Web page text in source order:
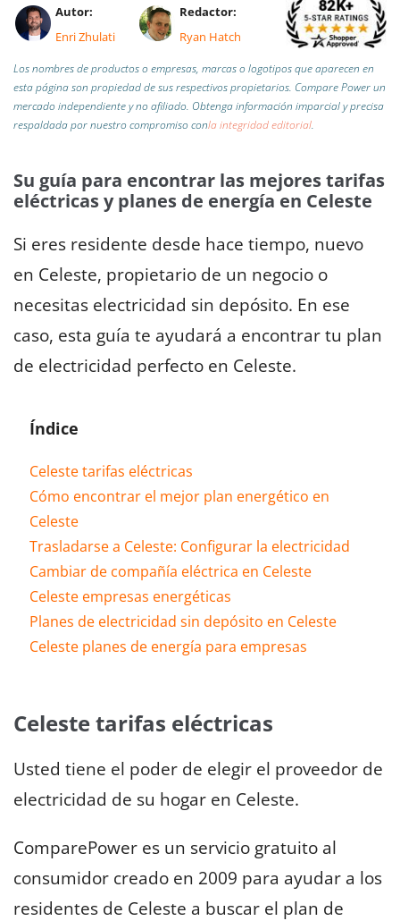
Autor:
Enri Zhulati
Redactor:
Ryan Hatch
Los nombres de productos o empresas, marcas o logotipos que aparecen en
esta página son propiedad de sus respectivos propietarios. Compare Power un
mercado independiente y no afiliado. Obtenga información imparcial y precisa
respaldada por nuestro compromiso conla integridad editorial.
Su guía para encontrar las mejores tarifas
eléctricas y planes de energía en Celeste
Si eres residente desde hace tiempo, nuevo
en Celeste, propietario de un negocio o
necesitas electricidad sin depósito. En ese
caso, esta guía te ayudará a encontrar tu plan
de electricidad perfecto en Celeste.
Índice
Celeste tarifas eléctricas
Cómo encontrar el mejor plan energético en
Celeste
Trasladarse a Celeste: Configurar la electricidad
Cambiar de compañía eléctrica en Celeste
Celeste empresas energéticas
Planes de electricidad sin depósito en Celeste
Celeste planes de energía para empresas
Celeste tarifas eléctricas
Usted tiene el poder de elegir el proveedor de
electricidad de su hogar en Celeste.
ComparePower es un servicio gratuito al
consumidor creado en 2009 para ayudar a los
residentes de Celeste a buscar el plan de